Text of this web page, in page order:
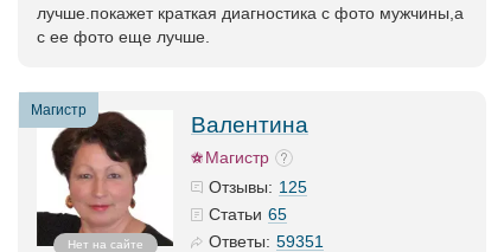
лучше.покажет краткая диагностика с фото мужчины,а
с ее фото еще лучше.
Магистр
Нет на сайте
Валентина
Магистр
Отзывы: 125
Статьи 65
Ответы: 59351